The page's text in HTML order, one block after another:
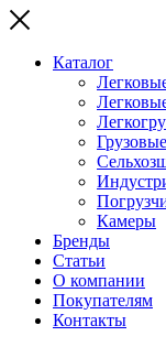
Каталог
Грузовые
Камеры
Бренды
Статьи
О компании
Покупателям
Контакты